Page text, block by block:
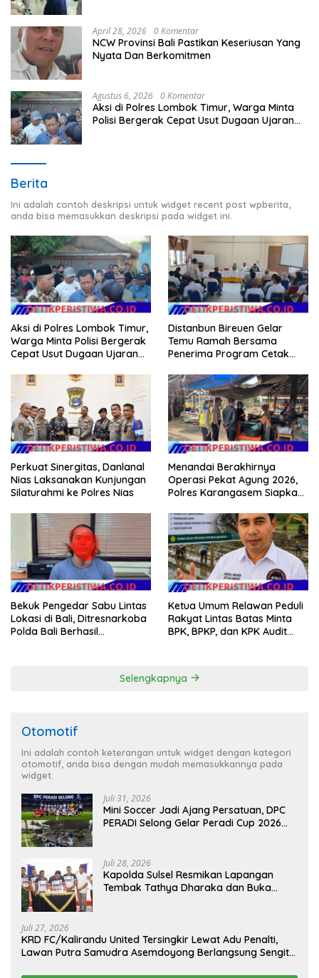
April 28, 2026 0 Komentar
NCW Provinsi Bali Pastikan Keseriusan Yang
Nyata Dan Berkomitmen
Agustus 6, 2026 0 Komentar
Aksi di Polres Lombok Timur, Warga Minta
Polisi Bergerak Cepat Usut Dugaan Ujaran
Berita
Ini adalah contoh deskripsi untuk widget recent post wpberita,
anda bisa memasukkan deskripsi pada widget ini.
Aksi di Polres Lombok Timur,
Warga Minta Polisi Bergerak
Cepat Usut Dugaan Ujaran
Distanbun Bireuen Gelar
Temu Ramah Bersama
Penerima Program Cetak
Klarifikasi Isu Hoax
Perkuat Sinergitas, Danlanal
Nias Laksanakan Kunjungan
Silaturahmi ke Polres Nias
Menandai Berakhirnya
Operasi Pekat Agung 2026,
Polres Karangasem Siapkan
Harkamtibmas
Bekuk Pengedar Sabu Lintas
Lokasi di Bali, Ditresnarkoba
Polda Bali Berhasil
Ketua Umum Relawan Peduli
Rakyat Lintas Batas Minta
BPK, BPKP, dan KPK Audit
Selengkapnya
Otomotif
Ini adalah contoh keterangan untuk widget dengan kategori
otomotif, anda bisa dengan mudah memasukkannya pada
widget.
Juli 31, 2026
Mini Soccer Jadi Ajang Persatuan, DPC
PERADI Selong Gelar Peradi Cup 2026
Juli 28, 2026
Kapolda Sulsel Resmikan Lapangan
Tembak Tathya Dharaka dan Buka
Juli 27, 2026
KRD FC/Kalirandu United Tersingkir Lewat Adu Penalti,
Lawan Putra Samudra Asemdoyong Berlangsung Sengit